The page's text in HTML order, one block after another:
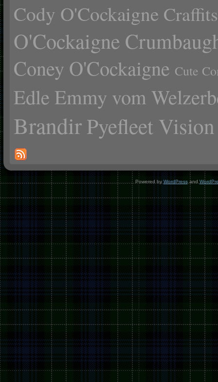
Cody O'Cockaigne
O'Cockaigne
Coney O'Cockaigne Cute
Edle Emmy vom
BrandirPyefleet Vision
Powered by WordPressand